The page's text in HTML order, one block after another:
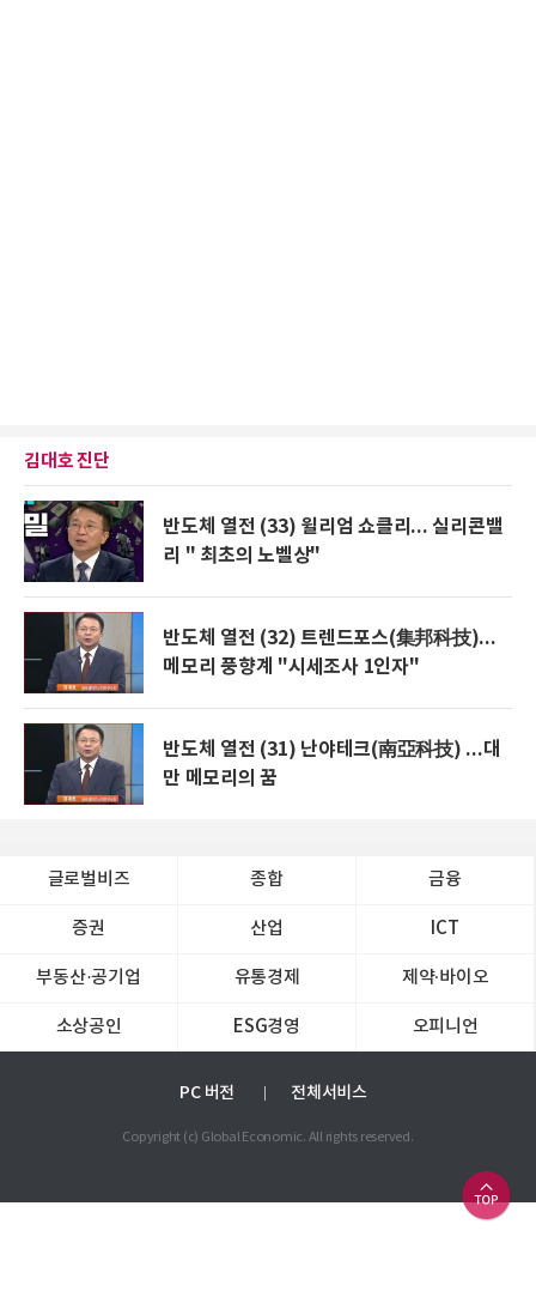
김대호 진단
반도체 열전 (33) 윌리엄 쇼클리... 실리콘밸
리 " 최초의 노벨상"
반도체 열전 (32) 트렌드포스(集邦科技)...
메모리 풍향계 "시세조사 1인자"
반도체 열전 (31) 난야테크(南亞科技) ...대
만 메모리의 꿈
글로벌비즈 종합 금융
증권 산업 ICT
부동산·공기업 유통경제 제약∙바이오
소상공인 ESG경영 오피니언
PC 버전 전체서비스
Copyright (c) Global Economic. All rights reserved.